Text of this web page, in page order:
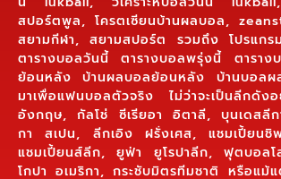
สปอร์ตพูล, โครตเซียนบ้านผลบอล,
สยามกีฬา, สยามสปอร์ต รวมถึง โปรแกร
ตารางบอลวันนี้ ตารางบอลพรุ่งนี้ ตารา
ย้อนหลัง บ้านผลบอลย้อนหลัง บ้านบอล
มาเพื่อแฟนบอลตัวจริง ไม่ว่าจะเป็นลีกดัง
อังกฤษ, กัลโช่ ซีเรียอา อิตาลี, บุนเดสลี
กา สเปน, ลีกเอิง ฝรั่งเศส, แชมเปี้ยน
แชมเปี้ยนส์ลีก, ยูฟ่า ยูโรปาลีก, ฟุตบอล
โกปา อเมริกา, กระชับมิตรทีมชาติ หรือแม้